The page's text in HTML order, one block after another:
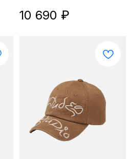
10 690 ₽